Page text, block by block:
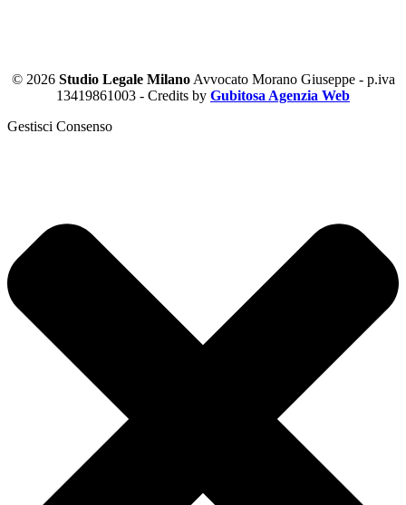
© 2026 Studio Legale MilanoAvvocato Morano Giuseppe - p.iva
13419861003 - Credits by Gubitosa Agenzia Web
Gestisci Consenso